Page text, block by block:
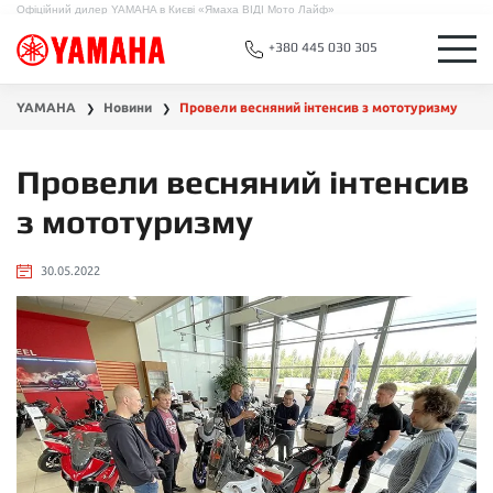
Офіційний дилер YAMAHA в Києві «Ямаха ВІДІ Мото Лайф»
+380 445 030 305
YAMAHA ❯ Новини ❯ Провели весняний інтенсив з мототуризму
Провели весняний інтенсив
з мототуризму
30.05.2022